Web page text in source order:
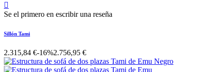

Se el primero en escribir una reseña
Sillón Tami
2.315,84 €-16%2.756,95 €